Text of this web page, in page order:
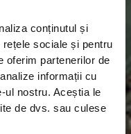
conținutul și
sociale și pentru
oferim partenerilor de
informații cu
ul nostru. Aceștia le
de dvs. sau culese